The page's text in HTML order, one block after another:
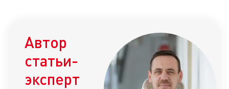
Автор
статьи-
эксперт